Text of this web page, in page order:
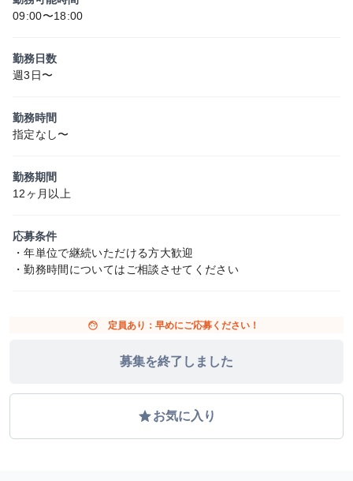
09:00〜18:00
勤務日数
週3日〜
勤務時間
指定なし〜
勤務期間
12ヶ月以上
応募条件
・年単位で継続いただける方大歓迎
・勤務時間についてはご相談させてください
face 定員あり：早めにご応募ください！
募集を終了しました
gradeお気に入り